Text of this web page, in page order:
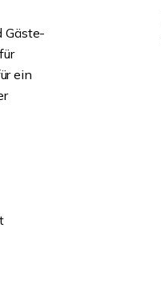
Gäste-
ein